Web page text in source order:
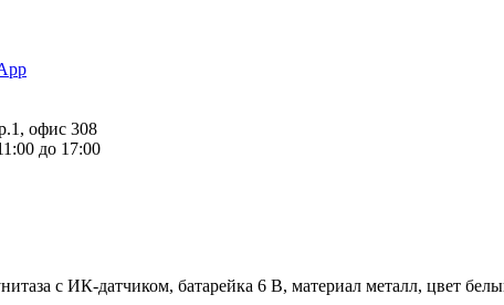
офис 308
до 17:00
с ИК-датчиком, батарейка 6 В, материал металл, цвет